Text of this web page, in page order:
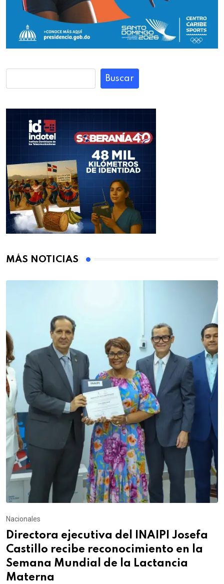
Buscar
MÁS NOTICIAS
Nacionales
Directora ejecutiva del INAIPI Josefa
Castillo recibe reconocimiento en la
Semana Mundial de la Lactancia
Materna